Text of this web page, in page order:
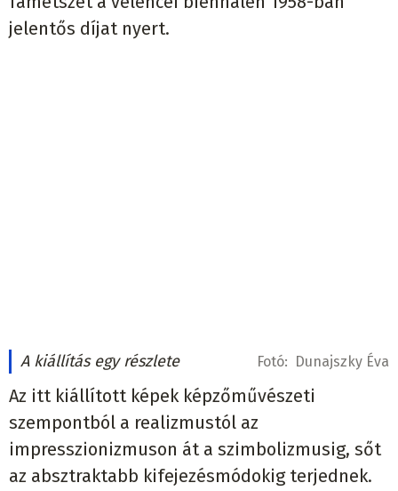
jelentős díjat nyert.
A kiállítás egy részlete Fotó: Dunajszky Éva
Az itt kiállított képek képzőművészeti
szempontból a realizmustól az
impresszionizmuson át a szimbolizmusig, sőt
az absztraktabb kifejezésmódokig terjednek.